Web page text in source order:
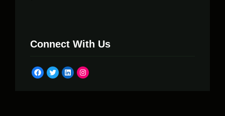
Connect With Us
Facebook Twitter LinkedIn Instagram